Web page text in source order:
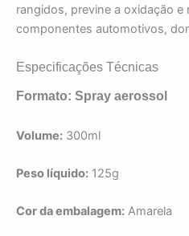
rangidos, previne a oxidação e
componentes automotivos,
Especificações Técnicas
Formato: Spray aerossol
Volume: 300ml
Peso líquido: 125g
Cor da embalagem: Amarela